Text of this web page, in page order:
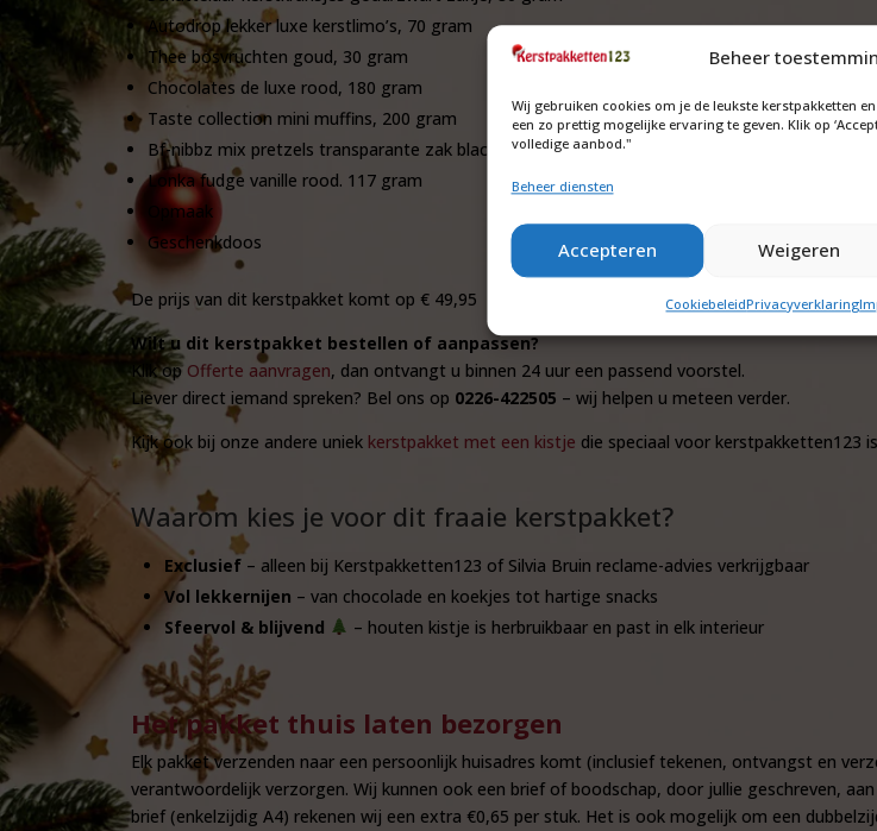
Beheer
Wij gebruiken cookies om je de leukste kerstpakketten
een zo prettig mogelijke ervaring te geven. Klik op
volledige aanbod."
Beheer diensten
Accepteren Weigeren
CookiebeleidPrivacyverklaring
Autodrop lekker luxe kerstlimo’s, 70 gram
Thee bosvruchten goud, 30 gram
Chocolates de luxe rood, 180 gram
Taste collection mini muffins, 200 gram
Bf-nibbz mix pretzels transparante zak black-gold
Lonka fudge vanille rood. 117 gram
Opmaak
Geschenkdoos
De prijs van dit kerstpakket komt op € 49,95
Wilt u dit kerstpakket bestellen of aanpassen?
Klik op Offerte aanvragen, dan ontvangt u binnen 24 uur een passend voorstel.
Liever direct iemand spreken? Bel ons op 0226-422505 – wij helpen u meteen verder.
Kijk ook bij onze andere uniek kerstpakket met een kistje die speciaal voor kerstpakketten123
Waarom kies je voor dit fraaie kerstpakket?
Exclusief – alleen bij Kerstpakketten123 of Silvia Bruin reclame-advies verkrijgbaar
Vol lekkernijen – van chocolade en koekjes tot hartige snacks
Sfeervol & blijvend
– houten kistje is herbruikbaar en past in elk interieur
Het pakket thuis laten bezorgen
Elk pakket verzenden naar een persoonlijk huisadres komt (inclusief tekenen, ontvangst en
verantwoordelijk verzorgen. Wij kunnen ook een brief of boodschap, door jullie geschreven,
brief (enkelzijdig A4) rekenen wij een extra €0,65 per stuk. Het is ook mogelijk om een